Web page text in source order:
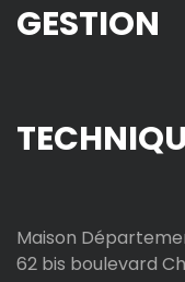
GESTION
Maison
62 bis boulevard